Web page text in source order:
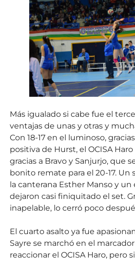
Más igualado si cabe fue el
ventajas de unas y otras y
Con 18-17 en el luminoso,
positiva de Hurst, el OCISA
gracias a Bravo y Sanjurjo, que
bonito remate para el 20-17. Un
la canterana Esther Manso y un
dejaron casi finiquitado el set.
inapelable, lo cerró poco
El cuarto asalto ya fue
Sayre se marchó en el
reaccionar el OCISA Haro, pero